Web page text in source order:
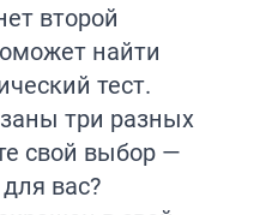
второй
найти
тест.
три разных
свой выбор —
вас?